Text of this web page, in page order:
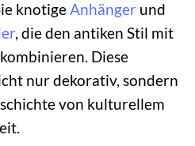
knotigeAnhänger und
, die den antiken Stil mit
Diese
nur dekorativ, sondern
von kulturellem